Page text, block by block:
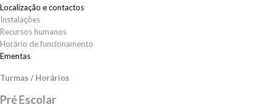
Localização e contactos
Instalações
Recursos humanos
Horário de funcionamento
Ementas
Turmas / Horários
Pré Escolar